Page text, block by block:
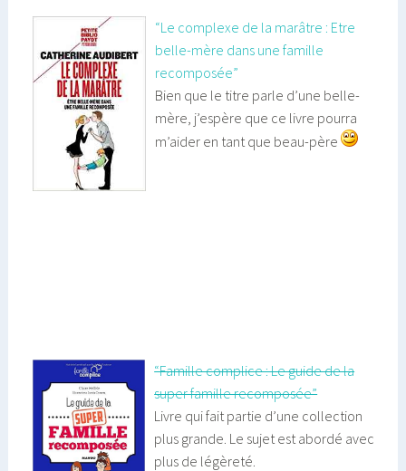
“Le complexe de la marâtre : Etre
belle-mère dans une famille
recomposée”
Bien que le titre parle d’une belle-
mère, j’espère que ce livre pourra
m’aider en tant que beau-père
“Famille complice : Le guide de la
super famille recomposée”
Livre qui fait partie d’une collection
plus grande. Le sujet est abordé avec
plus de légèreté.